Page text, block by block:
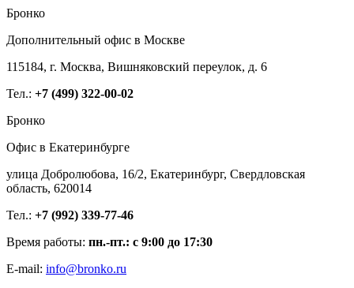
Бронко
Дополнительный офис в Москве
115184, г. Москва, Вишняковский переулок, д. 6
Тел.: +7 (499) 322-00-02
Бронко
Офис в Екатеринбурге
улица Добролюбова, 16/2, Екатеринбург, Свердловская
область, 620014
Тел.: +7 (992) 339-77-46
Время работы: пн.-пт.: с 9:00 до 17:30
E-mail: info@bronko.ru